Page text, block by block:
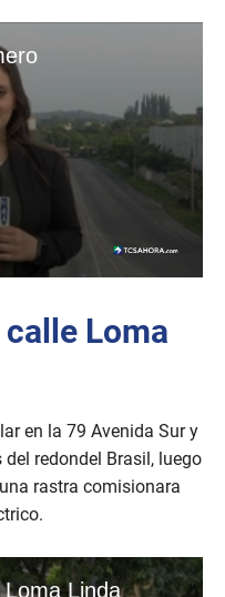
Loma
en la 79 Avenida Sur y
redondel Brasil, luego
rastra comisionara